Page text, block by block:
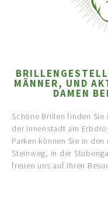
MÄNNER, UND
DAMEN
Schöne Brillen finden Sie
der Innenstadt am
Parken können Sie in
Steinweg, in der
freuen uns auf Ihren